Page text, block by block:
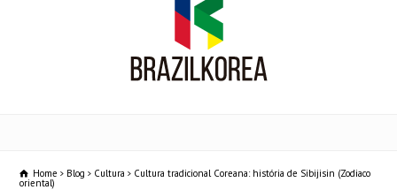
Home Blog Cultura Cultura tradicional Coreana: história de Sibijisin (Zodiaco
oriental)